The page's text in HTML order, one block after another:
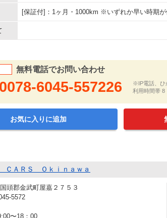
[保証付]：1ヶ月・1000km ※いずれか早い時期が
無料電話でお問い合わせ
0078-6045-557226
※IP電話、ひ
利用時間帯 8
お気に入りに追加
ＣＡＲＳ Ｏｋｉｎａｗａ
頭郡金武町屋嘉２７５３
5572
〜18：00